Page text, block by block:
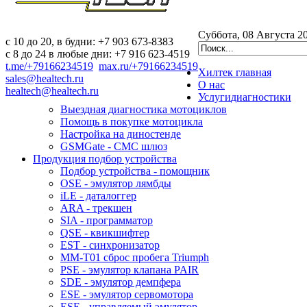
c 10 до 20, в будни: +7 903 673-8383
с 8 до 24 в любые дни: +7 916 623-4519
t.me/+79166234519 max.ru/+79166234519
sales@healtech.ru
healtech@healtech.ru
Суббота, 08 Августа
Хилтек главная
О нас
Услугидиагностики
Выездная диагностика мотоциклов
Помощь в покупке мотоцикла
Настройка на диностенде
GSMGate - СМС шлюз
Продукция подбор устройства
Подбор устройства - помощник
OSE - эмулятор лямбды
iLE - даталоггер
ARA - трекшен
SIA - программатор
QSE - квикшифтер
EST - синхронизатор
MM-T01 сброс пробега Triumph
PSE - эмулятор клапана PAIR
SDE - эмулятор демпфера
ESE - эмулятор сервомотора